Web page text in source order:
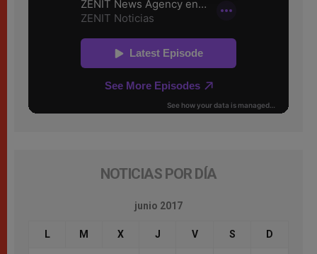
NOTICIAS POR DÍA
junio 2017
L M X J V S D